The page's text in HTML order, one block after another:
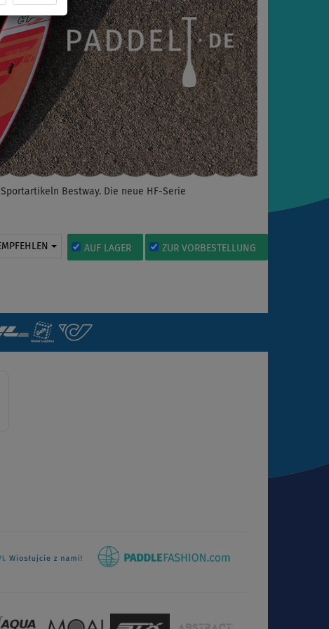
Bestway. Die neue HF-Serie
AUF LAGER ZUR VORBESTELLUNG